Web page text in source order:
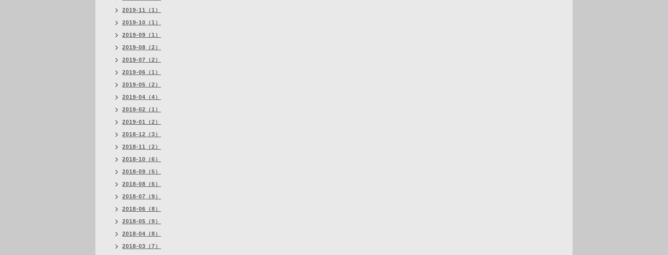
2019-11（1）
2019-10（1）
2019-09（1）
2019-08（2）
2019-07（2）
2019-06（1）
2019-05（2）
2019-04（4）
2019-02（1）
2019-01（2）
2018-12（3）
2018-11（2）
2018-10（6）
2018-09（5）
2018-08（6）
2018-07（9）
2018-06（8）
2018-05（9）
2018-04（8）
2018-03（7）